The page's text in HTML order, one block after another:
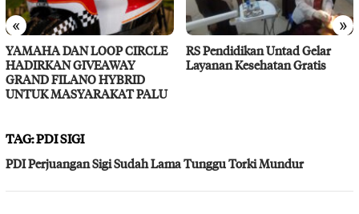
« »
YAMAHA DAN LOOP CIRCLE
HADIRKAN GIVEAWAY
GRAND FILANO HYBRID
UNTUK MASYARAKAT PALU
RS Pendidikan Untad Gelar
Layanan Kesehatan Gratis
TAG:PDI SIGI
PDI Perjuangan Sigi Sudah Lama Tunggu Torki Mundur